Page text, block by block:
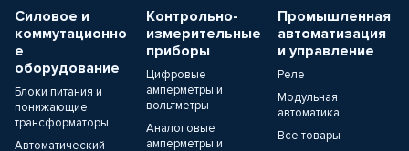
Силовое и
коммутационно
е
оборудование
Блоки питания и
понижающие
трансформаторы
Автоматический
Контрольно-
измерительные
приборы
Цифровые
амперметры и
вольтметры
Аналоговые
амперметры и
Промышленная
автоматизация
и управление
Реле
Модульная
автоматика
Все товары